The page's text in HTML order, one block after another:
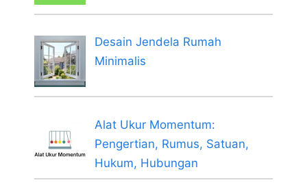
Desain Jendela Rumah
Minimalis
Alat Ukur Momentum:
Pengertian, Rumus, Satuan,
Hukum, Hubungan